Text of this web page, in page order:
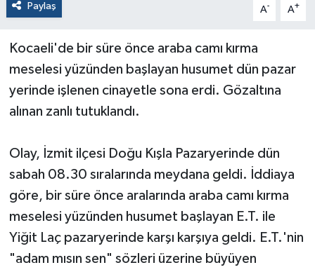
Paylaş A- A+
Kocaeli'de bir süre önce araba camı kırma
meselesi yüzünden başlayan husumet dün pazar
yerinde işlenen cinayetle sona erdi. Gözaltına
alınan zanlı tutuklandı.
Olay, İzmit ilçesi Doğu Kışla Pazaryerinde dün
sabah 08.30 sıralarında meydana geldi. İddiaya
göre, bir süre önce aralarında araba camı kırma
meselesi yüzünden husumet başlayan E.T. ile
Yiğit Laç pazaryerinde karşı karşıya geldi. E.T.'nin
"adam mısın sen" sözleri üzerine büyüyen